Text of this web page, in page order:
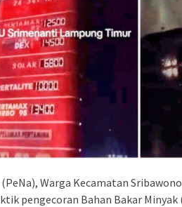
Warga Kecamatan
pengecoran Bahan Bakar Minyak